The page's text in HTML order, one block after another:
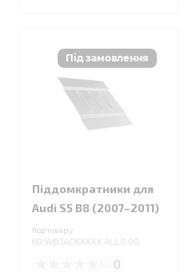
Піддомкратники для
Audi S5 B8 (2007–2011)
Код товару:
60.WBJACKXXXX.ALL.0.00
0